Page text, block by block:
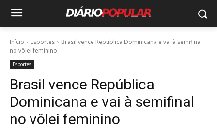
Início Esportes
Brasil vence República Dominicana e vai à semifinal
no vôlei feminino
Esportes
Brasil vence República
Dominicana e vai à semifinal
no vôlei feminino